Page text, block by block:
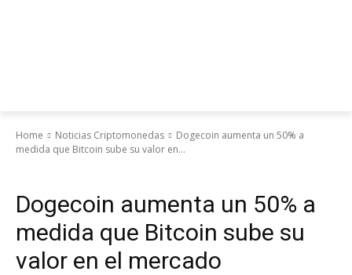
Home Noticias Criptomonedas
Dogecoin aumenta un 50% a
medida que Bitcoin sube su valor en...
Dogecoin aumenta un 50% a
medida que Bitcoin sube su
valor en el mercado